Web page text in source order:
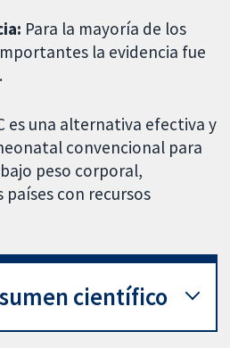
Para la mayoría de los
la evidencia fue
es una alternativa efectiva y
convencional para
peso corporal,
con recursos
científico